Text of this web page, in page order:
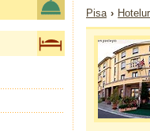
Pisa ›